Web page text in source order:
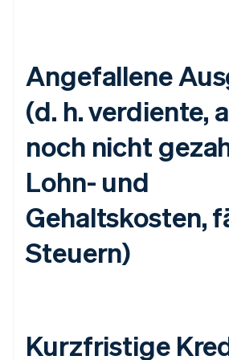
Angefallene
(d. h. verdiente,
noch nicht
Lohn- und
Gehaltskosten,
Steuern)
Kurzfristige